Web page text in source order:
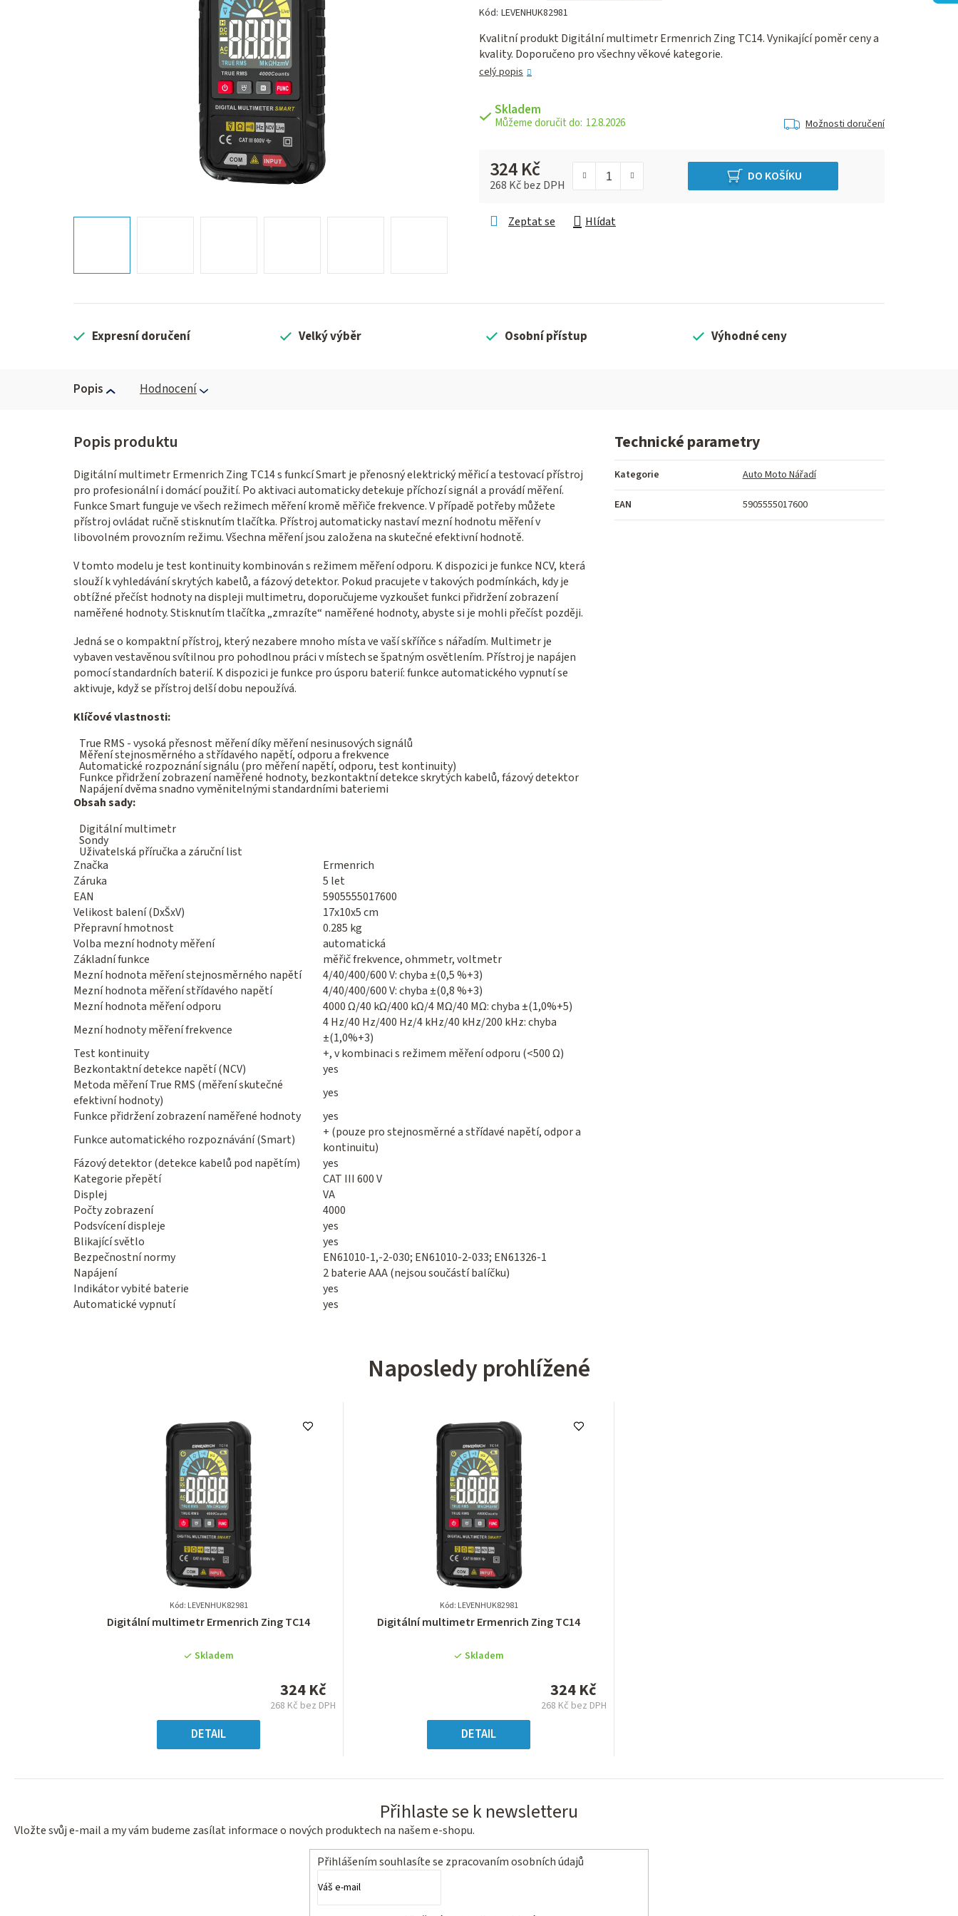
hodnocení
je
0,0
z 5
Kód: LEVENHUK82981
Kvalitní produkt Digitální multimetr Ermenrich Zing TC14. Vynikající poměr ceny a
kvality. Doporučeno pro všechny věkové kategorie.
celý popis
Skladem
12.8.2026 Možnosti doručení
324 Kč
268 Kč bez DPH
DO KOŠÍKU
Zeptat se Hlídat
Expresní doručení Velký výběr Osobní přístup Výhodné ceny
Popis Hodnocení
Digitální multimetr Ermenrich Zing TC14 s funkcí Smart je přenosný elektrický měřicí a testovací přístroj
pro profesionální i domácí použití. Po aktivaci automaticky detekuje příchozí signál a provádí měření.
Funkce Smart funguje ve všech režimech měření kromě měřiče frekvence. V případě potřeby můžete
přístroj ovládat ručně stisknutím tlačítka. Přístroj automaticky nastaví mezní hodnotu měření v
libovolném provozním režimu. Všechna měření jsou založena na skutečné efektivní hodnotě.
V tomto modelu je test kontinuity kombinován s režimem měření odporu. K dispozici je funkce NCV, která
slouží k vyhledávání skrytých kabelů, a fázový detektor. Pokud pracujete v takových podmínkách, kdy je
obtížné přečíst hodnoty na displeji multimetru, doporučujeme vyzkoušet funkci přidržení zobrazení
naměřené hodnoty. Stisknutím tlačítka „zmrazíte“ naměřené hodnoty, abyste si je mohli přečíst později.
Jedná se o kompaktní přístroj, který nezabere mnoho místa ve vaší skříňce s nářadím. Multimetr je
vybaven vestavěnou svítilnou pro pohodlnou práci v místech se špatným osvětlením. Přístroj je napájen
pomocí standardních baterií. K dispozici je funkce pro úsporu baterií: funkce automatického vypnutí se
aktivuje, když se přístroj delší dobu nepoužívá.
Klíčové vlastnosti:
True RMS - vysoká přesnost měření díky měření nesinusových signálů
Měření stejnosměrného a střídavého napětí, odporu a frekvence
Automatické rozpoznání signálu (pro měření napětí, odporu, test kontinuity)
Funkce přidržení zobrazení naměřené hodnoty, bezkontaktní detekce skrytých kabelů, fázový detektor
Napájení dvěma snadno vyměnitelnými standardními bateriemi
Obsah sady:
Digitální multimetr
Sondy
Uživatelská příručka a záruční list
Značka
Ermenrich
Záruka
5 let
EAN
5905555017600
Velikost balení (DxŠxV)
17x10x5 cm
Přepravní hmotnost
0.285 kg
Volba mezní hodnoty měření
automatická
Základní funkce
měřič frekvence, ohmmetr, voltmetr
Mezní hodnota měření stejnosměrného napětí
4/40/400/600 V: chyba ±(0,5 %+3)
Mezní hodnota měření střídavého napětí
4/40/400/600 V: chyba ±(0,8 %+3)
Mezní hodnota měření odporu
4000 Ω/40 kΩ/400 kΩ/4 MΩ/40 MΩ: chyba ±(1,0%+5)
Mezní hodnoty měření frekvence
4 Hz/40 Hz/400 Hz/4 kHz/40 kHz/200 kHz: chyba
±(1,0%+3)
Test kontinuity
+, v kombinaci s režimem měření odporu (<500 Ω)
Bezkontaktní detekce napětí (NCV)
yes
Metoda měření True RMS (měření skutečné
efektivní hodnoty)
yes
Funkce přidržení zobrazení naměřené hodnoty
yes
Funkce automatického rozpoznávání (Smart)
+ (pouze pro stejnosměrné a střídavé napětí, odpor a
kontinuitu)
Fázový detektor (detekce kabelů pod napětím)
yes
Kategorie přepětí
CAT III 600 V
Displej
VA
Počty zobrazení
4000
Podsvícení displeje
yes
Blikající světlo
yes
Bezpečnostní normy
EN61010-1,-2-030; EN61010-2-033; EN61326-1
Napájení
2 baterie AAA (nejsou součástí balíčku)
Indikátor vybité baterie
yes
Automatické vypnutí
yes
Technické parametry
Kategorie Auto Moto Nářadí
EAN 5905555017600
Naposledy prohlížené
Kód: LEVENHUK82981
Průměrné
produktu
5
hvězdiček.
Digitální multimetr Ermenrich Zing TC14
Skladem
324 Kč
268 Kč bez DPH
DETAIL
Kód: LEVENHUK82981
Průměrné
produktu
5
hvězdiček.
Digitální multimetr Ermenrich Zing TC14
Skladem
324 Kč
268 Kč bez DPH
DETAIL
Přihlaste se k newsletteru
Vložte svůj e-mail a my vám budeme zasílat informace o nových produktech na našem e-shopu.
Přihlášením souhlasíte se zpracovaním osobních údajů